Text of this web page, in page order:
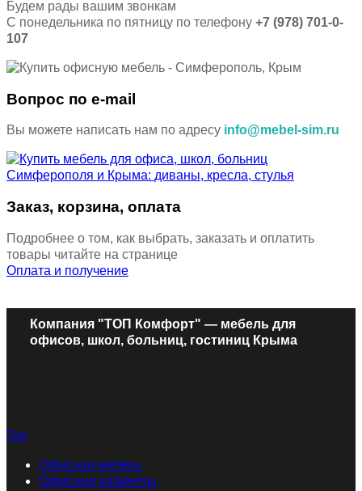
Будем рады вашим звонкам
С понедельника по пятницу по телефону +7 (978) 701-0-
107
Вопрос по e-mail
Вы можете написать нам по адресу info@mebel-sim.ru
Заказ, корзина, оплата
Подробнее о том, как выбрать, заказать и оплатить
товары читайте на странице
Оплата и получение
Компания "ТОП Комфорт" — мебель для
офисов, школ, больниц, гостиниц Крыма
Top
Офисная мебель
Офисные кабинеты